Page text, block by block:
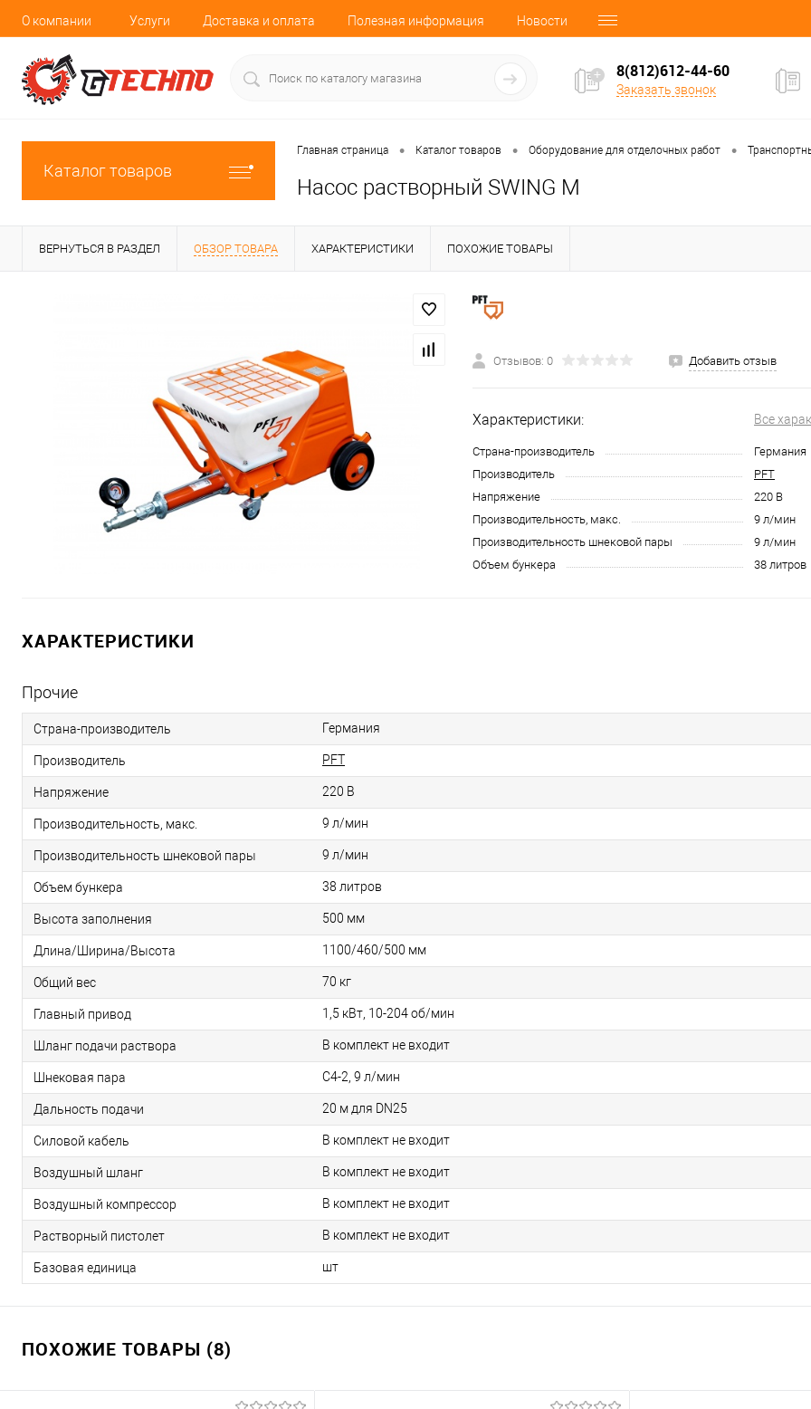
О компании Услуги Доставка и оплата Полезная информация Новости
8(812)612-44-60
Заказать звонок
Каталог товаров
Главная страница • Каталог товаров • Оборудование для отделочных работ •
Насос растворный SWING M
ВЕРНУТЬСЯ В РАЗДЕЛ ОБЗОР ТОВАРА ХАРАКТЕРИСТИКИ ПОХОЖИЕ ТОВАРЫ
Отзывов: 0 Добавить отзыв
Характеристики: Все
Страна-производитель
Германия
Производитель
PFT
Напряжение
220 В
Производительность, макс.
9 л/мин
Производительность шнековой пары
9 л/мин
Объем бункера
38 литров
ХАРАКТЕРИСТИКИ
Прочие
Страна-производитель Германия
Производитель PFT
Напряжение 220 В
Производительность, макс. 9 л/мин
Производительность шнековой пары 9 л/мин
Объем бункера 38 литров
Высота заполнения 500 мм
Длина/Ширина/Высота 1100/460/500 мм
Общий вес 70 кг
Главный привод 1,5 кВт, 10-204 об/мин
Шланг подачи раствора В комплект не входит
Шнековая пара C4-2, 9 л/мин
Дальность подачи 20 м для DN25
Силовой кабель В комплект не входит
Воздушный шланг В комплект не входит
Воздушный компрессор В комплект не входит
Растворный пистолет В комплект не входит
Базовая единица шт
ПОХОЖИЕ ТОВАРЫ (8)